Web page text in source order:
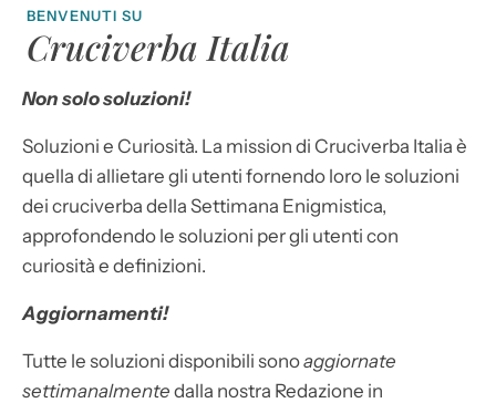
BENVENUTI SU
Cruciverba Italia
Non solo soluzioni!
Soluzioni e Curiosità. La mission di Cruciverba Italia è
quella di allietare gli utenti fornendo loro le soluzioni
dei cruciverba della Settimana Enigmistica,
approfondendo le soluzioni per gli utenti con
curiosità e definizioni.
Aggiornamenti!
Tutte le soluzioni disponibili sonoaggiornate
settimanalmente dalla nostra Redazione in